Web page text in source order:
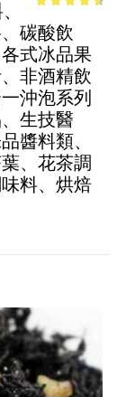
of 5
碳酸飲
式冰品果
非酒精飲
沖泡系列
生技醫
醬料類、
、花茶調
料、烘焙